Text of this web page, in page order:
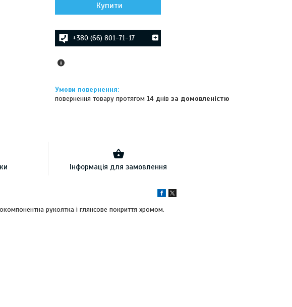
Купити
+380 (66) 801-71-17
повернення товару протягом 14 днівза домовленістю
Інформація для замовлення
рукоятка і глянсове покриття хромом.